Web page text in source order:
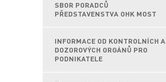
SBOR PORADCŮ
PŘEDSTAVENSTVA OHK MOST
INFORMACE OD KONTROLNÍCH A
DOZOROVÝCH ORGÁNŮ PRO
PODNIKATELE